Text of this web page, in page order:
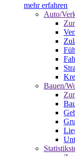
mehr erfahren
Auto/
Bauen/